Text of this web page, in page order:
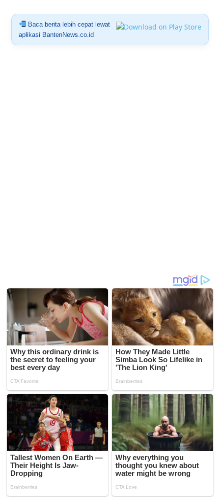
Baca berita lebih cepat lewat
aplikasi BantenNews.co.id